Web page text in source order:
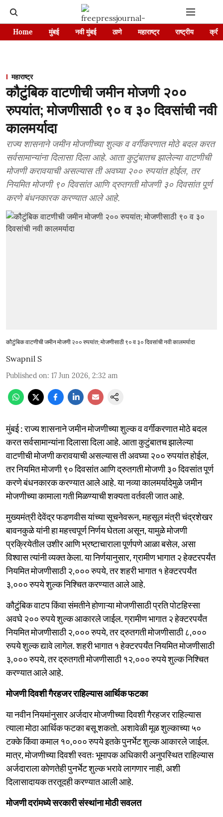
Home मुंबई नवी मुंबई ठाणे महाराष्ट्र राष्ट्रीय
महाराष्ट्र
कौटुंबिक वाटणीची जमीन मोजणी २००
रुपयांत; मोजणीसाठी ९० व ३० दिवसांची नवी
कालमर्यादा
राज्य शासनाने जमीन मोजणीच्या शुल्क व वर्गीकरणात मोठे बदल करत
सर्वसामान्यांना दिलासा दिला आहे. आता कुटुंबातच झालेल्या वाटणीची
मोजणी करावयाची असल्यास ती अवघ्या २०० रुपयांत होईल, तर
नियमित मोजणी ९० दिवसांत आणि द्रुतगती मोजणी ३० दिवसांत पूर्ण
करणे बंधनकारक करण्यात आले आहे.
कौटुंबिक वाटणीची जमीन मोजणी २०० रुपयांत; मोजणीसाठी ९० व ३० दिवसांची नवी कालमर्यादा
Swapnil S
Published on: 17 Jun 2026, 2:32 am
मुंबई : राज्य शासनाने जमीन मोजणीच्या शुल्क व वर्गीकरणात मोठे बदल
करत सर्वसामान्यांना दिलासा दिला आहे. आता कुटुंबातच झालेल्या
वाटणीची मोजणी करावयाची असल्यास ती अवघ्या २०० रुपयांत होईल,
तर नियमित मोजणी ९० दिवसांत आणि द्रुतगती मोजणी ३० दिवसांत पूर्ण
करणे बंधनकारक करण्यात आले आहे. या नव्या कालमर्यादेमुळे जमीन
मोजणीच्या कामाला गती मिळण्याची शक्यता वर्तवली जात आहे.
मुख्यमंत्री देवेंद्र फडणवीस यांच्या सूचनेवरून, महसूल मंत्री चंद्रशेखर
बावनकुळे यांनी हा महत्त्वपूर्ण निर्णय घेतला असून, यामुळे मोजणी
प्रक्रियेतील उशीर आणि भ्रष्टाचाराला पूर्णपणे आळा बसेल, असा
विश्वास त्यांनी व्यक्त केला. या निर्णयानुसार, ग्रामीण भागात २ हेक्टरपर्यंत
नियमित मोजणीसाठी २,००० रुपये, तर शहरी भागात १ हेक्टरपर्यंत
३,००० रुपये शुल्क निश्चित करण्यात आले आहे.
कौटुंबिक वाटप किंवा संमतीने होणाऱ्या मोजणीसाठी प्रति पोटहिस्सा
अवघे २०० रुपये शुल्क आकारले जाईल. ग्रामीण भागात २ हेक्टरपर्यंत
नियमित मोजणीसाठी २,००० रुपये, तर द्रुतगती मोजणीसाठी ८,०००
रुपये शुल्क द्यावे लागेल. शहरी भागात १ हेक्टरपर्यंत नियमित मोजणीसाठी
३,००० रुपये, तर द्रुतगती मोजणीसाठी १२,००० रुपये शुल्क निश्चित
करण्यात आले आहे.
मोजणी दिवशी गैरहजर राहिल्यास आर्थिक फटका
या नवीन नियमांनुसार अर्जदार मोजणीच्या दिवशी गैरहजर राहिल्यास
त्याला मोठा आर्थिक फटका बसू शकतो. अशावेळी मूळ शुल्काच्या ५०
टक्के किंवा कमाल १०,००० रुपये इतके पुनर्भेट शुल्क आकारले जाईल.
मात्र, मोजणीच्या दिवशी स्वतः भूमापक अधिकारी अनुपस्थित राहिल्यास
अर्जदाराला कोणतेही पुनर्भेट शुल्क भरावे लागणार नाही, अशी
दिलासादायक तरतूदही करण्यात आली आहे.
मोजणी दरांमध्ये सरकारी संस्थांना मोठी सवलत